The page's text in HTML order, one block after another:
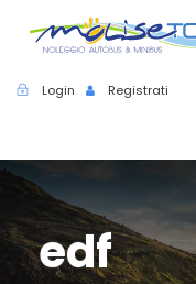
Login Registrati
edf